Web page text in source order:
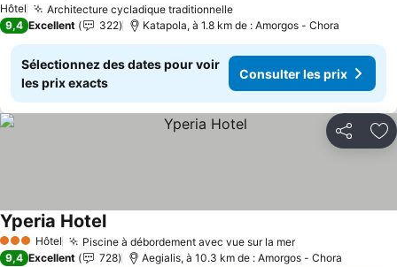
Hôtel Architecture cycladique traditionnelleConsulter les prix
9,4 Excellent 322 Katapola, à 1.8 km de : Amorgos - Chora
Sélectionnez des dates pour voir
les prix exacts
Consulter les prix
Partager
3 ÉtoilesHôtel Piscine à débordement avec vue sur la merConsulter les
Yperia HotelConsulter les prix
9,4 Excellent 728 Aegialis, à 10.3 km de : Amorgos - Chora